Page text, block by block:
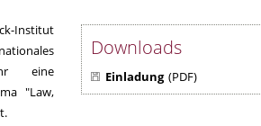
Downloads
Einladung (PDF)
Institut
eine
"Law,